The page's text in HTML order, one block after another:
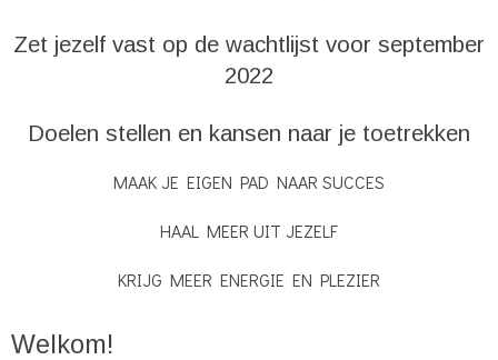
Zet jezelf vast op de wachtlijst voor september
2022
Doelen stellen en kansen naar je toetrekken
MAAK JE EIGEN PAD NAAR SUCCES
HAAL MEER UIT JEZELF
KRIJG MEER ENERGIE EN PLEZIER
Welkom!